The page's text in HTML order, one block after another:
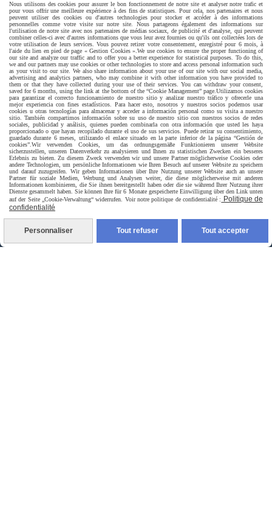
Livraison rapide
Nous utilisons des cookies pour assurer le bon fonctionnement de notre site et analyser notre trafic et
pour vous offrir une meilleure expérience à des fins de statistiques. Pour cela, nos partenaires et nous
peuvent utiliser des cookies ou d'autres technologies pour stocker et accéder à des informations
personnelles comme votre visite sur notre site. Nous partageons également des informations sur
l'utilisation de notre site avec nos partenaires de médias sociaux, de publicité et d'analyse, qui peuvent
combiner celles-ci avec d'autres informations que vous leur avez fournies ou qu'ils ont collectées lors de
votre utilisation de leurs services. Vous pouvez retirer votre consentement, enregistré pour 6 mois, à
l'aide du lien en pied de page « Gestion Cookies ». We use cookies to ensure the proper functioning of
our site and analyze our traffic and to offer you a better experience for statistical purposes. To do this,
we and our partners may use cookies or other technologies to store and access personal information such
as your visit to our site. We also share information about your use of our site with our social media,
advertising and analytics partners, who may combine it with other information you have provided to
them or that they have collected during your use of their services. You can withdraw your consent,
saved for 6 months, using the link at the bottom of the “Cookie Management” page. Utilizamos cookies
para garantizar el correcto funcionamiento de nuestro sitio y analizar nuestro tráfico y ofrecerle una
mejor experiencia con fines estadísticos. Para hacer esto, nosotros y nuestros socios podemos usar
cookies u otras tecnologías para almacenar y acceder a información personal como su visita a nuestro
sitio. También compartimos información sobre su uso de nuestro sitio con nuestros socios de redes
sociales, publicidad y análisis, quienes pueden combinarla con otra información que usted les haya
proporcionado o que hayan recopilado durante el uso de sus servicios. Puede retirar su consentimiento,
guardado durante 6 meses, utilizando el enlace situado en la parte inferior de la página “Gestión de
cookies”. Wir verwenden Cookies, um das ordnungsgemäße Funktionieren unserer Website
sicherzustellen, unseren Datenverkehr zu analysieren und Ihnen zu statistischen Zwecken ein besseres
Erlebnis zu bieten. Zu diesem Zweck verwenden wir und unsere Partner möglicherweise Cookies oder
andere Technologien, um persönliche Informationen wie Ihren Besuch auf unserer Website zu speichern
und darauf zuzugreifen. Wir geben Informationen über Ihre Nutzung unserer Website auch an unsere
Partner für soziale Medien, Werbung und Analysen weiter, die diese möglicherweise mit anderen
Informationen kombinieren, die Sie ihnen bereitgestellt haben oder die sie während Ihrer Nutzung ihrer
Dienste gesammelt haben. Sie können Ihre für 6 Monate gespeicherte Einwilligung über den Link unten
auf der Seite „Cookie-Verwaltung“ widerrufen. Voir notre politique de confidentialité :
Politique de
confidentialité
Personnaliser Tout refuser Tout accepter